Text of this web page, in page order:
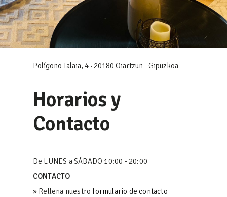
Polígono Talaia, 4 · 20180 Oiartzun - Gipuzkoa
Horarios y
Contacto
De LUNES a SÁBADO 10:00 - 20:00
CONTACTO
» Rellena nuestro formulario de contacto